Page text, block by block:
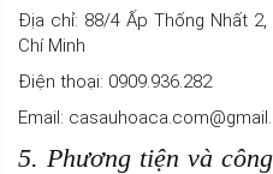
Địa chỉ: 88/4 Ấp Thống Nhất
Chí Minh
Điện thoại: 0909.936.282
Email:
5. Phương tiện và